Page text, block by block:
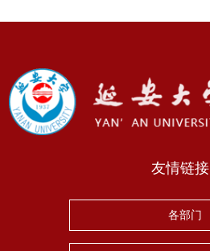
友情链接
各部门